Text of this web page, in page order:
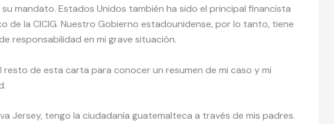
mandato. Estados Unidos también ha sido el principal financista
de la CICIG. Nuestro Gobierno estadounidense, por lo tanto, tiene
responsabilidad en mi grave situación.
resto de esta carta para conocer un resumen de mi caso y mi
Jersey, tengo la ciudadanía guatemalteca a través de mis padres.